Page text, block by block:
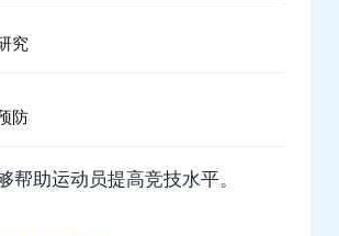
究
防
帮助运动员提高竞技水平。